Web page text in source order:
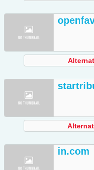
in.com